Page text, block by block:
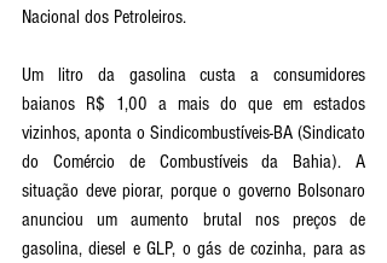
Nacional dos Petroleiros.
Um litro da gasolina custa a consumidores
baianos R$ 1,00 a mais do que em estados
vizinhos, aponta o Sindicombustíveis-BA (Sindicato
do Comércio de Combustíveis da Bahia). A
situação deve piorar, porque o governo Bolsonaro
anunciou um aumento brutal nos preços de
gasolina, diesel e GLP, o gás de cozinha, para as